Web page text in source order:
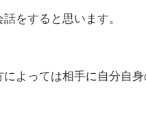
をすると思います。
よっては相手に自分自